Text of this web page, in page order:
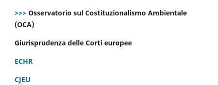
>>> Osservatorio sul Costituzionalismo Ambientale
(OCA)
Giurisprudenza delle Corti europee
ECHR
CJEU